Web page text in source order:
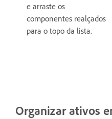
e arraste os
componentes realçados
para o topo da lista.
Organizar ativos